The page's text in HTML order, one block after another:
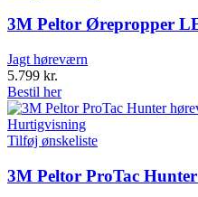
3M Peltor Ørepropper
Jagt høreværn
5.799 kr.
Bestil her
Hurtigvisning
Tilføj ønskeliste
3M Peltor ProTac